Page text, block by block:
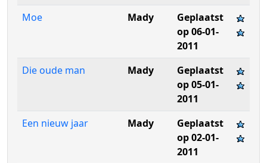
Moe
Mady
Geplaatst
op 06-01-
2011
Die oude man
Mady
Geplaatst
op 05-01-
2011
Een nieuw jaar
Mady
Geplaatst
op 02-01-
2011